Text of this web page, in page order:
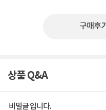
구매후
상품 Q&A
비밀글 입니다.